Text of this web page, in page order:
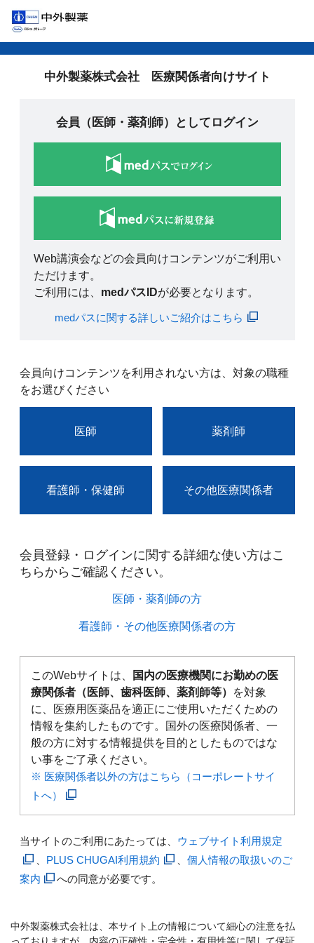
中外製薬株式会社 医療関係者向けサイト
会員（医師・薬剤師）としてログイン
Web講演会などの会員向けコンテンツがご利用い
ただけます。
ご利用には、 medパスIDが必要となります。
medパスに関する詳しいご紹介はこちら
会員向けコンテンツを利用されない方は、対象の職種
をお選びください
医師 薬剤師
看護師・保健師 その他医療関係者
会員登録・ログインに関する詳細な使い方はこ
ちらからご確認ください。​
医師・薬剤師の方​
看護師・その他医療関係者の方​
このWebサイトは、
国内の医療機関にお勤めの医
療関係者（医師、歯科医師、薬剤師等）
を対象
に、医療用医薬品を適正にご使用いただくための
情報を集約したものです。国外の医療関係者、一
般の方に対する情報提供を目的としたものではな
い事をご了承ください。
※ 医療関係者以外の方はこちら（コーポレートサイ
トへ）
当サイトのご利用にあたっては、 ウェブサイト利用規定
PLUS CHUGAI利用規約
個人情報の取扱いのご
案内
への同意が必要です。
中外製薬株式会社は、本サイト上の情報について細心の注意を払
っておりますが、内容の正確性・完全性・有用性等に関して保証